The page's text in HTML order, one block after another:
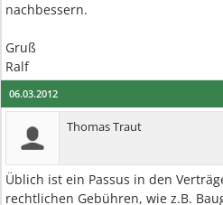
nachbessern.
Gruß
Ralf
06.03.2012
Thomas Traut
Üblich ist ein Passus in den
rechtlichen Gebühren, wie z.B.